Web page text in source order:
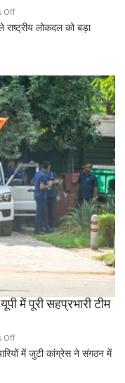
पवार
सभी
8
सांसद,
डीलिमिटेशन
बिल
के
बीच
बढ़ी
सियासी
अटकलें
Offon
यूपी
पहले
जयंत
चौधरी
को
बड़ा
झटका,
प्रदेश
अध्यक्ष
डॉ.
रामाशीष
राय
ने
से
दिया
इस्तीफा
लोकदल को बड़ा
में पूरी सहप्रभारी टीम
Offon
मिशनमें जुटी कांग्रेस ने संगठन में